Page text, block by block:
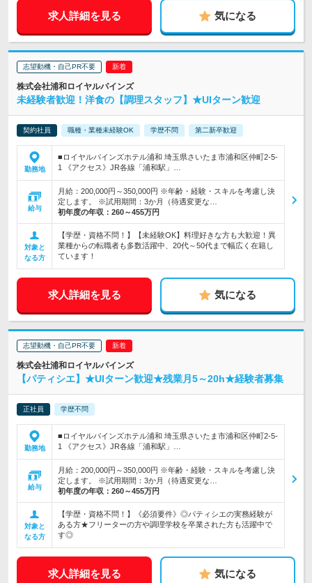
求人詳細を見る 気になる
志望動機・自己PR不要
株式会社浦和ロイヤルパインズ
未経験者歓迎！洋食の【調理スタッフ】★UIターン歓迎
契約社員 職種・業種未経験OK 学歴不問 第二新卒歓迎
勤務地
■ロイヤルパインズホテル浦和 埼玉県さいたま市浦和区仲町2-5-
1 《アクセス》JR各線「浦和駅」…
給与
月給：200,000円～350,000円 ※年齢・経験・スキルを考慮し決
定します。 ※試用期間：3か月（待遇変更な…
初年度の年収： 260～455万円
対象と
なる方
【学歴・資格不問！】【未経験OK】料理好きな方も大歓迎！異
業種からの転職者も多数活躍中、20代～50代まで幅広く在籍し
ています！
求人詳細を見る 気になる
志望動機・自己PR不要
株式会社浦和ロイヤルパインズ
【パティシエ】★UIターン歓迎★残業月5～20h★経験者募集
正社員 学歴不問
勤務地
■ロイヤルパインズホテル浦和 埼玉県さいたま市浦和区仲町2-5-
1 《アクセス》JR各線「浦和駅」…
給与
月給：200,000円～350,000円 ※年齢・経験・スキルを考慮し決
定します。 ※試用期間：3か月（待遇変更な…
初年度の年収： 260～455万円
対象と
なる方
【学歴・資格不問！】《必須要件》◎パティシエの実務経験が
ある方★フリーターの方や調理学校を卒業された方も活躍中で
す◎
求人詳細を見る 気になる